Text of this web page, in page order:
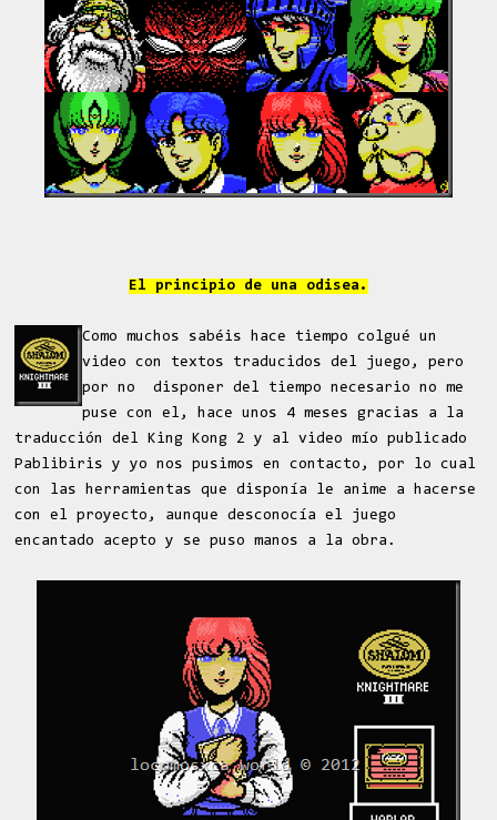
El principio de una odisea.
Como muchos sabéis hace tiempo colgué un
video con textos traducidos del juego, pero
por no disponer del tiempo necesario no me
puse con el, hace unos 4 meses gracias a la
traducción del King Kong 2 y al video mío publicado
Pablibiris y yo nos pusimos en contacto, por lo cual
con las herramientas que disponía le anime a hacerse
con el proyecto, aunque desconocía el juego
encantado acepto y se puso manos a la obra.